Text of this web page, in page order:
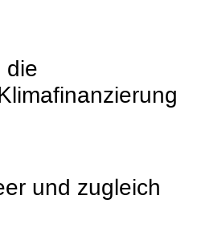
die
und zugleich